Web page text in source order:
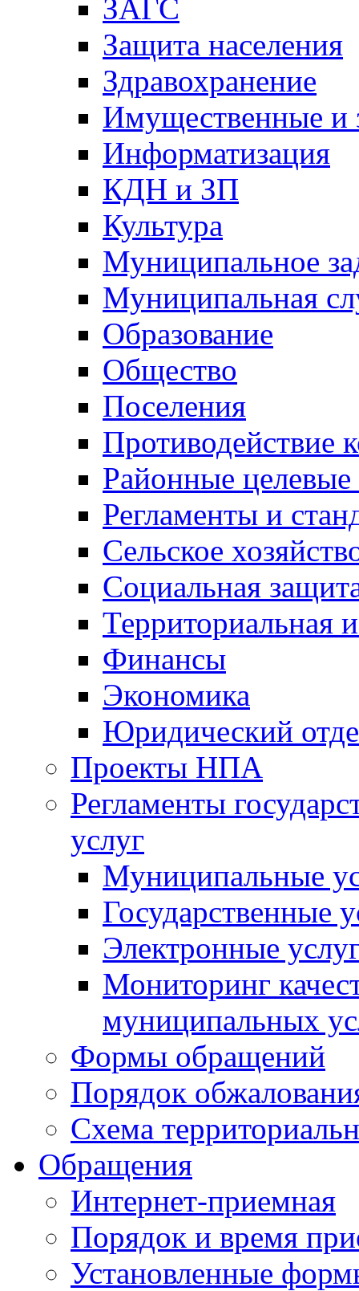
ЗАГС
Защита населения
Здравохранение
Имущественные и
Информатизация
КДН и ЗП
Культура
Муниципальное
Муниципальная
Образование
Общество
Поселения
Противодействие
Районные
Регламенты и
Сельское
Социальная
Территориальная
Финансы
Экономика
Юридический
Проекты НПА
Регламенты
услуг
Муниципальные
Государственные
Электронные
Мониторинг
муниципальных
Формы обращений
Порядок
Схема
Обращения
Интернет-приемная
Порядок и время
Установленные